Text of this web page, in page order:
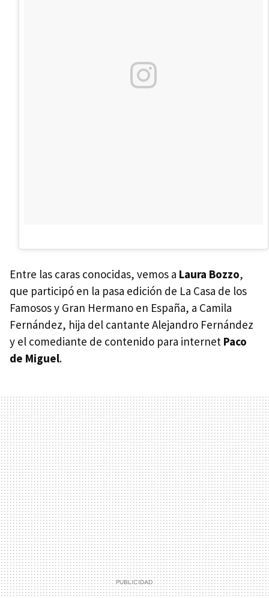
Entre las caras conocidas, vemos a Laura Bozzo,
que participó en la pasa edición de La Casa de los
Famosos y Gran Hermano en España, a Camila
Fernández, hija del cantante Alejandro Fernández
y el comediante de contenido para internet Paco
de Miguel.